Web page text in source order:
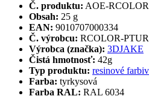
Č. produktu: AOE-
Obsah: 25 g
EAN: 9010707000334
Č. výrobcu: RCOLOR-
Výrobca (značka): 3DJAKE
Čistá hmotnosť: 42g
Typ produktu: resinové
Farba: tyrkysová
Farba RAL: RAL 6034